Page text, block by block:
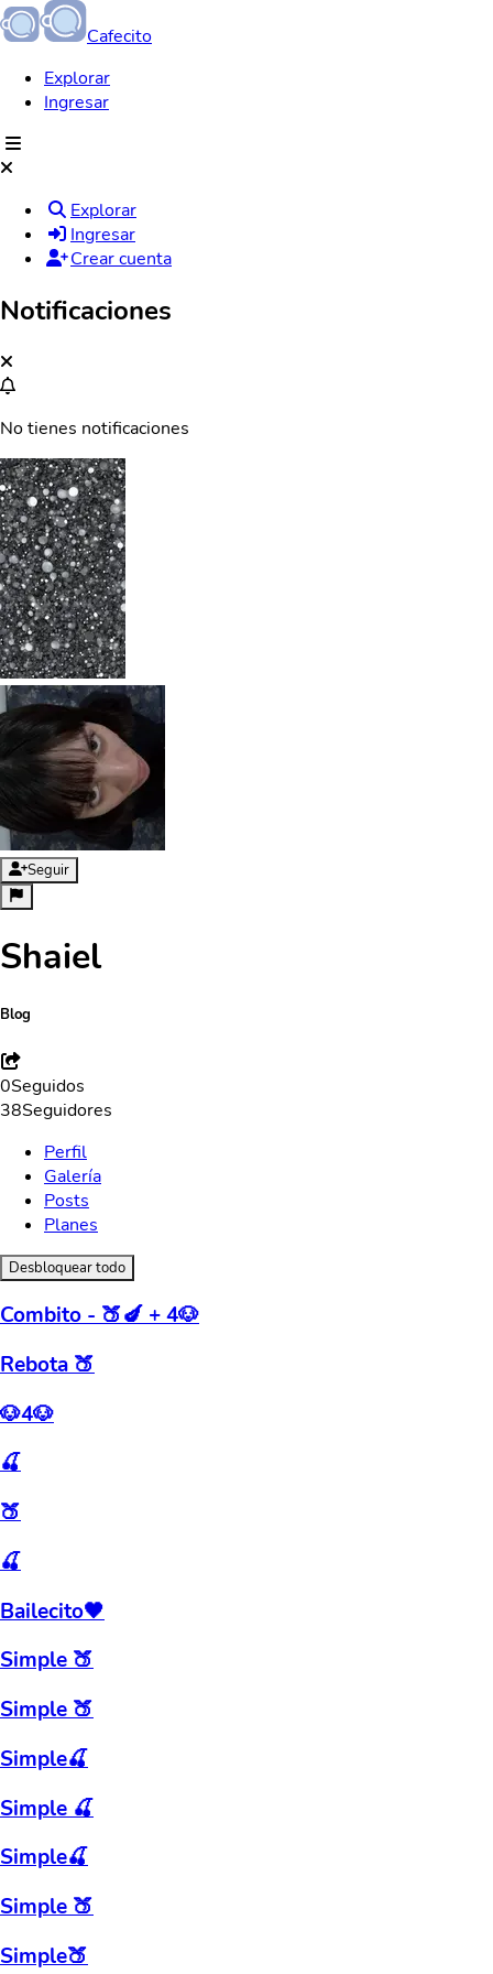
Cafecito
Explorar
Ingresar
Explorar
Ingresar
Crear cuenta
Notificaciones
No tienes notificaciones
Seguir
Shaiel
Blog
0Seguidos
38Seguidores
Perfil
Galería
Posts
Planes
Desbloquear todo
Combito - 🍑🍆 + 4🐶
Rebota 🍑
🐶4🐶
🍒
🍑
🍒
Bailecito🖤
Simple 🍑
Simple 🍑
Simple🍒
Simple 🍒
Simple🍒
Simple 🍑
Simple🍑